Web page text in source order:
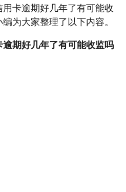
卡逾期好几年了有可能收
为大家整理了以下内容。
期好几年了有可能收监吗